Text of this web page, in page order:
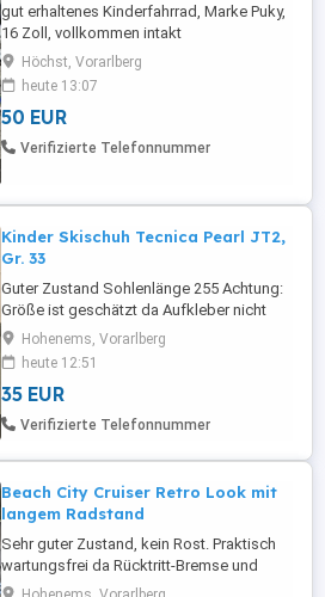
gut erhaltenes Kinderfahrrad, Marke Puky,
16 Zoll, vollkommen intakt
Höchst, Vorarlberg
heute 13:07
50 EUR
Verifizierte Telefonnummer
Kinder Skischuh Tecnica Pearl JT2,
Gr. 33
Guter Zustand Sohlenlänge 255 Achtung:
Größe ist geschätzt da Aufkleber nicht
mehr vorhanden
Hohenems, Vorarlberg
heute 12:51
35 EUR
Verifizierte Telefonnummer
Beach City Cruiser Retro Look mit
langem Radstand
Sehr guter Zustand, kein Rost. Praktisch
wartungsfrei da Rücktritt-Bremse und
Single-Speed (keine Schaltung) Aufgrund